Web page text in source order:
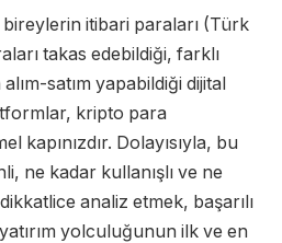
bireylerin itibari paraları (Türk
takas edebildiği, farklı
satım yapabildiği dijital
kripto para
kapınızdır. Dolayısıyla, bu
ne kadar kullanışlı ve ne
analiz etmek, başarılı
yolculuğunun ilk ve en